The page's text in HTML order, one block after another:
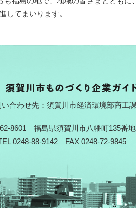
してまいります。
い合わせ先：須賀川市経済環境部商工
8601 福島県須賀川市八幡町135番地
0248-88-9142 FAX 0248-72-9845